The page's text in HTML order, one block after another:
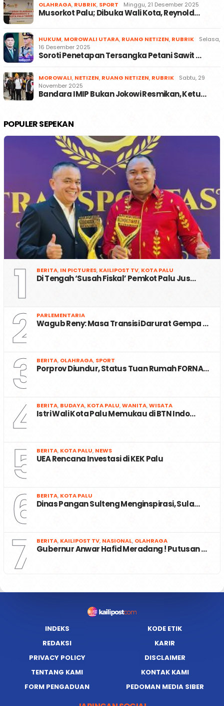
OLAHRAGA, RUBRIK, SPORT Minggu, 21 Desember 2025
Musorkot Palu; Dibuka Wali Kota, Reynold…
HUKUM, MOROWALI UTARA, RUANG NETIZEN, RUBRIK
Selasa,
16 Desember 2025
Soroti Penetapan Tersangka Petani Sawit …
MOROWALI, NETIZEN, RUANG NETIZEN, RUBRIK
Sabtu, 29
November 2025
Bandara IMIP Bukan Jokowi Resmikan, Ketu…
POPULER SEPEKAN
1 BERITA, IN PICTURES, KAILIPOST TV, KOTA PALU
Di Tengah ‘Susah Fiskal’ Pemkot Palu Jus…
2 PARLEMENTARIA
Wagub Reny: Masa Transisi Darurat Gempa …
3 BERITA, OLAHRAGA, SPORT
Porprov Diundur, Status Tuan Rumah FORNA…
4 BERITA, BUDAYA, KOTA PALU,WANITA,WISATA
Istri Wali Kota Palu Memukau di BTN Indo…
5 BERITA, KOTA PALU, NEWS
UEA Rencana Investasi di KEK Palu
6 BERITA, KOTA PALU
Dinas Pangan Sulteng Menginspirasi, Sula…
7 BERITA, KAILIPOST TV, NASIONAL, OLAHRAGA
Gubernur Anwar Hafid Meradang ! Putusan …
INDEKS
KODE ETIK
REDAKSI
KARIR
PRIVACY POLICY
DISCLAIMER
TENTANG KAMI
KONTAK KAMI
FORM PENGADUAN
PEDOMAN MEDIA SIBER